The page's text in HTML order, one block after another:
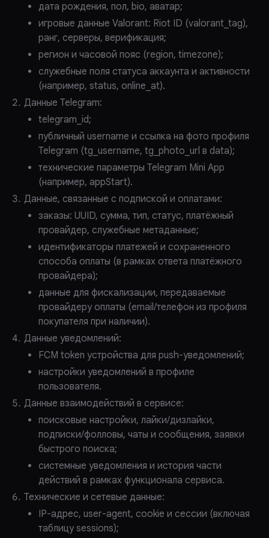
дата рождения, пол, bio, аватар;
игровые данные Valorant: Riot ID (valorant_tag),
ранг, серверы, верификация;
регион и часовой пояс (region, timezone);
служебные поля статуса аккаунта и активности
(например, status, online_at).
Данные Telegram:
telegram_id;
публичный username и ссылка на фото профиля
Telegram (tg_username, tg_photo_url в data);
технические параметры Telegram Mini App
(например, appStart).
Данные, связанные с подпиской и оплатами:
заказы: UUID, сумма, тип, статус, платёжный
провайдер, служебные метаданные;
идентификаторы платежей и сохраненного
способа оплаты (в рамках ответа платёжного
провайдера);
данные для фискализации, передаваемые
провайдеру оплаты (email/телефон из профиля
покупателя при наличии).
Данные уведомлений:
FCM token устройства для push-уведомлений;
настройки уведомлений в профиле
пользователя.
Данные взаимодействий в сервисе:
поисковые настройки, лайки/дизлайки,
подписки/фолловы, чаты и сообщения, заявки
быстрого поиска;
системные уведомления и история части
действий в рамках функционала сервиса.
Технические и сетевые данные:
IP-адрес, user-agent, cookie и сессии (включая
таблицу sessions);